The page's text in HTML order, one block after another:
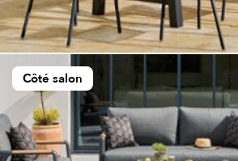
Côté salon